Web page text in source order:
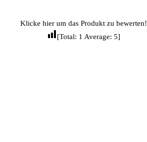
Klicke hier um das Produkt zu bewerten!
[Total: 1 Average: 5]